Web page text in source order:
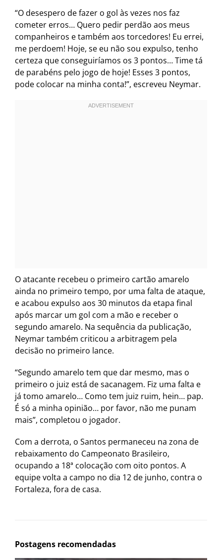
“O desespero de fazer o gol às vezes nos faz
cometer erros… Quero pedir perdão aos meus
companheiros e também aos torcedores! Eu errei,
me perdoem! Hoje, se eu não sou expulso, tenho
certeza que conseguiríamos os 3 pontos… Time tá
de parabéns pelo jogo de hoje! Esses 3 pontos,
pode colocar na minha conta!”, escreveu Neymar.
O atacante recebeu o primeiro cartão amarelo
ainda no primeiro tempo, por uma falta de ataque,
e acabou expulso aos 30 minutos da etapa final
após marcar um gol com a mão e receber o
segundo amarelo. Na sequência da publicação,
Neymar também criticou a arbitragem pela
decisão no primeiro lance.
“Segundo amarelo tem que dar mesmo, mas o
primeiro o juiz está de sacanagem. Fiz uma falta e
já tomo amarelo… Como tem juiz ruim, hein… pap.
É só a minha opinião… por favor, não me punam
mais”, completou o jogador.
Com a derrota, o Santos permaneceu na zona de
rebaixamento do Campeonato Brasileiro,
ocupando a 18ª colocação com oito pontos. A
equipe volta a campo no dia 12 de junho, contra o
Fortaleza, fora de casa.
Postagens recomendadas